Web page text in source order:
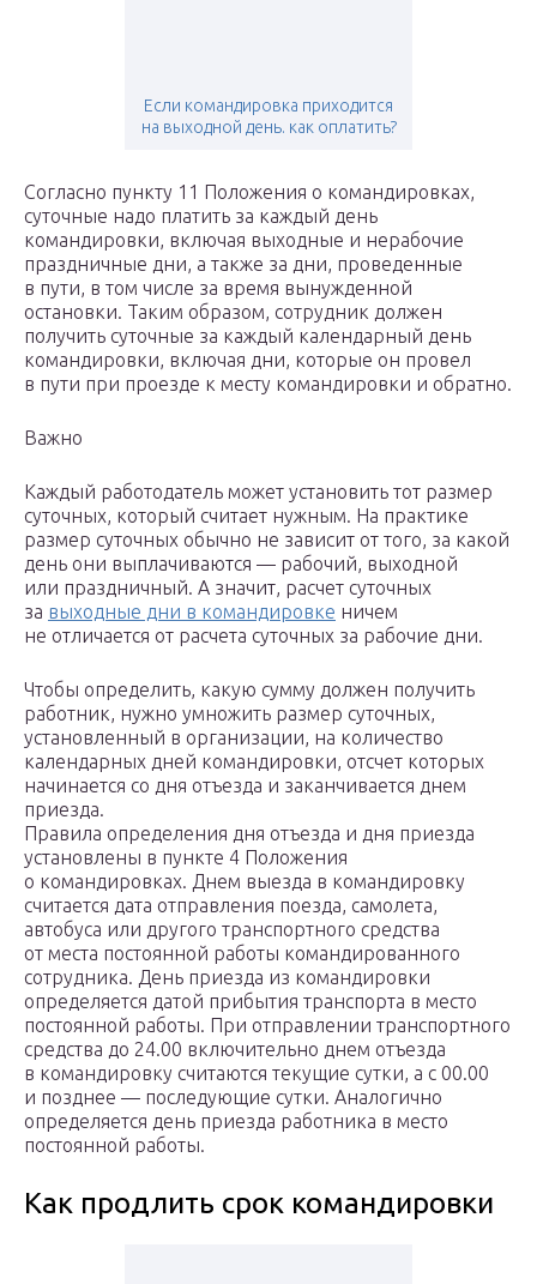
Если командировка приходится
на выходной день. как оплатить?
Согласно пункту 11 Положения о командировках,
суточные надо платить за каждый день
командировки, включая выходные и нерабочие
праздничные дни, а также за дни, проведенные
в пути, в том числе за время вынужденной
остановки. Таким образом, сотрудник должен
получить суточные за каждый календарный день
командировки, включая дни, которые он провел
в пути при проезде к месту командировки и обратно.
Важно
Каждый работодатель может установить тот размер
суточных, который считает нужным. На практике
размер суточных обычно не зависит от того, за какой
день они выплачиваются — рабочий, выходной
или праздничный. А значит, расчет суточных
за выходные дни в командировке ничем
не отличается от расчета суточных за рабочие дни.
Чтобы определить, какую сумму должен получить
работник, нужно умножить размер суточных,
установленный в организации, на количество
календарных дней командировки, отсчет которых
начинается со дня отъезда и заканчивается днем
приезда.
Правила определения дня отъезда и дня приезда
установлены в пункте 4 Положения
о командировках. Днем выезда в командировку
считается дата отправления поезда, самолета,
автобуса или другого транспортного средства
от места постоянной работы командированного
сотрудника. День приезда из командировки
определяется датой прибытия транспорта в место
постоянной работы. При отправлении транспортного
средства до 24.00 включительно днем отъезда
в командировку считаются текущие сутки, а с 00.00
и позднее — последующие сутки. Аналогично
определяется день приезда работника в место
постоянной работы.
Как продлить срок командировки